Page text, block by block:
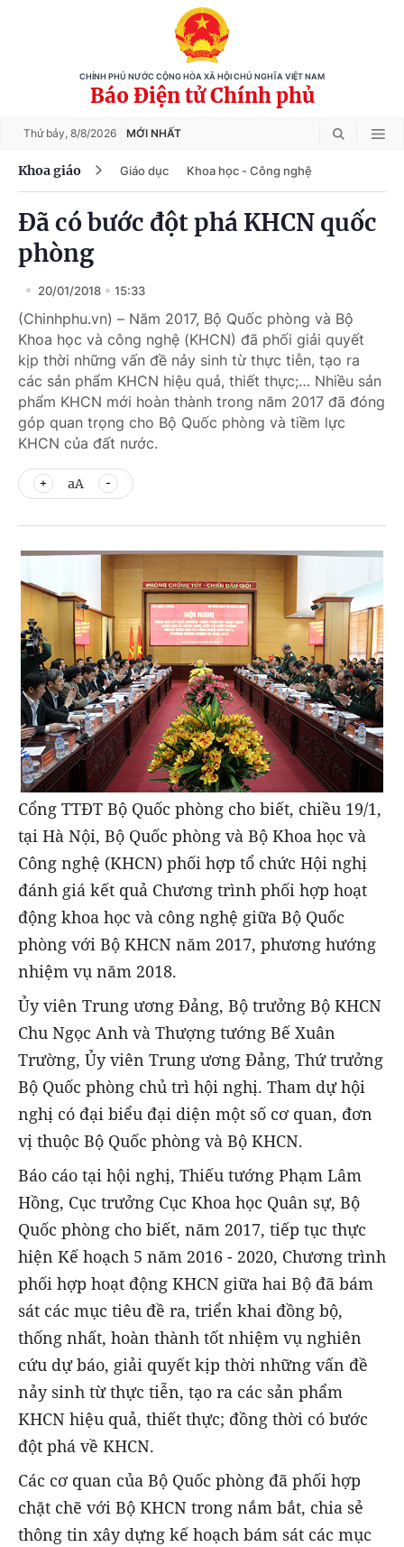
CHÍNH PHỦ NƯỚC CỘNG HÒA XÃ HỘI CHỦ NGHĨA VIỆT NAM
Báo Điện tử Chính phủ
Thứ bảy, 8/8/2026 MỚI NHẤT
Khoa giáo Giáo dục Khoa học - Công nghệ
Đã có bước đột phá KHCN quốc
phòng
20/01/2018 15:33
(Chinhphu.vn) – Năm 2017, Bộ Quốc phòng và Bộ
Khoa học và công nghệ (KHCN) đã phối giải quyết
kịp thời những vấn đề nảy sinh từ thực tiễn, tạo ra
các sản phẩm KHCN hiệu quả, thiết thực;… Nhiều sản
phẩm KHCN mới hoàn thành trong năm 2017 đã đóng
góp quan trọng cho Bộ Quốc phòng và tiềm lực
KHCN của đất nước.
aA
Cổng TTĐT Bộ Quốc phòng cho biết, chiều 19/1,
tại Hà Nội, Bộ Quốc phòng và Bộ Khoa học và
Công nghệ (KHCN) phối hợp tổ chức Hội nghị
đánh giá kết quả Chương trình phối hợp hoạt
động khoa học và công nghệ giữa Bộ Quốc
phòng với Bộ KHCN năm 2017, phương hướng
nhiệm vụ năm 2018.
Ủy viên Trung ương Đảng, Bộ trưởng Bộ KHCN
Chu Ngọc Anh và Thượng tướng Bế Xuân
Trường, Ủy viên Trung ương Đảng, Thứ trưởng
Bộ Quốc phòng chủ trì hội nghị. Tham dự hội
nghị có đại biểu đại diện một số cơ quan, đơn
vị thuộc Bộ Quốc phòng và Bộ KHCN.
Báo cáo tại hội nghị, Thiếu tướng Phạm Lâm
Hồng, Cục trưởng Cục Khoa học Quân sự, Bộ
Quốc phòng cho biết, năm 2017, tiếp tục thực
hiện Kế hoạch 5 năm 2016 - 2020, Chương trình
phối hợp hoạt động KHCN giữa hai Bộ đã bám
sát các mục tiêu đề ra, triển khai đồng bộ,
thống nhất, hoàn thành tốt nhiệm vụ nghiên
cứu dự báo, giải quyết kịp thời những vấn đề
nảy sinh từ thực tiễn, tạo ra các sản phẩm
KHCN hiệu quả, thiết thực; đồng thời có bước
đột phá về KHCN.
Các cơ quan của Bộ Quốc phòng đã phối hợp
chặt chẽ với Bộ KHCN trong nắm bắt, chia sẻ
thông tin xây dựng kế hoạch bám sát các mục